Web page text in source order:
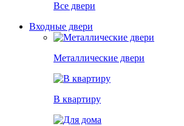
Все двери
Входные двери
Металлические двери
В квартиру